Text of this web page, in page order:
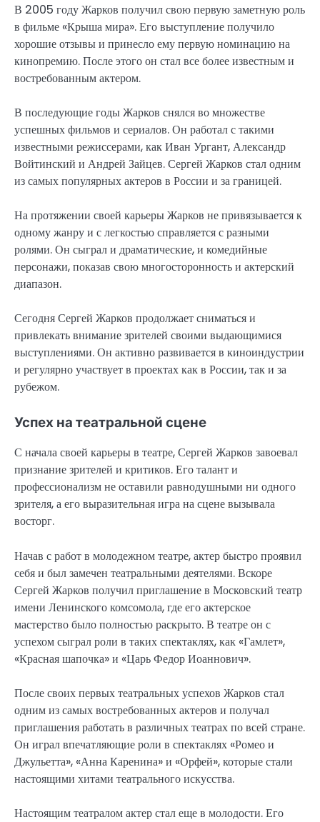
В 2005 году Жарков получил свою первую заметную роль
в фильме «Крыша мира». Его выступление получило
хорошие отзывы и принесло ему первую номинацию на
кинопремию. После этого он стал все более известным и
востребованным актером.
В последующие годы Жарков снялся во множестве
успешных фильмов и сериалов. Он работал с такими
известными режиссерами, как Иван Ургант, Александр
Войтинский и Андрей Зайцев. Сергей Жарков стал одним
из самых популярных актеров в России и за границей.
На протяжении своей карьеры Жарков не привязывается к
одному жанру и с легкостью справляется с разными
ролями. Он сыграл и драматические, и комедийные
персонажи, показав свою многосторонность и актерский
диапазон.
Сегодня Сергей Жарков продолжает сниматься и
привлекать внимание зрителей своими выдающимися
выступлениями. Он активно развивается в киноиндустрии
и регулярно участвует в проектах как в России, так и за
рубежом.
Успех на театральной сцене
С начала своей карьеры в театре, Сергей Жарков завоевал
признание зрителей и критиков. Его талант и
профессионализм не оставили равнодушными ни одного
зрителя, а его выразительная игра на сцене вызывала
восторг.
Начав с работ в молодежном театре, актер быстро проявил
себя и был замечен театральными деятелями. Вскоре
Сергей Жарков получил приглашение в Московский театр
имени Ленинского комсомола, где его актерское
мастерство было полностью раскрыто. В театре он с
успехом сыграл роли в таких спектаклях, как «Гамлет»,
«Красная шапочка» и «Царь Федор Иоаннович».
После своих первых театральных успехов Жарков стал
одним из самых востребованных актеров и получал
приглашения работать в различных театрах по всей стране.
Он играл впечатляющие роли в спектаклях «Ромео и
Джульетта», «Анна Каренина» и «Орфей», которые стали
настоящими хитами театрального искусства.
Настоящим театралом актер стал еще в молодости. Его